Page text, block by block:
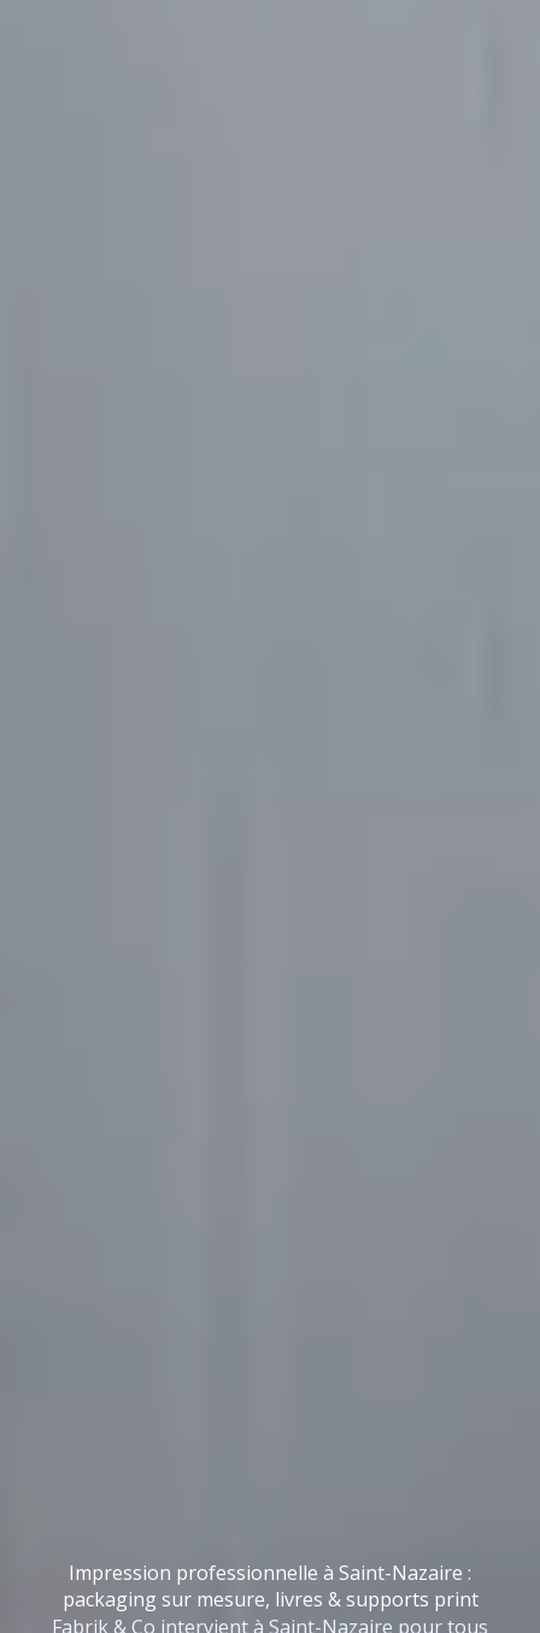
Impression professionnelle à Saint-Nazaire :
packaging sur mesure, livres & supports print
Fabrik & Co intervient à Saint-Nazaire pour tous